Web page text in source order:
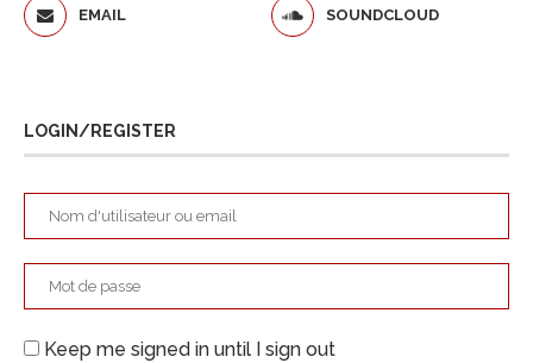
EMAIL SOUNDCLOUD
LOGIN/REGISTER
Keep me signed in until I sign out